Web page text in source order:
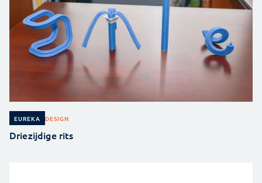
EUREKA DESIGN
Driezijdige rits